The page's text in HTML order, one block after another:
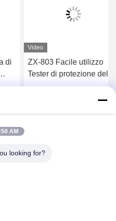
Video
ZX-803 Facile utilizzo
Tester di protezione del
relè portatile per
AM
looking for?